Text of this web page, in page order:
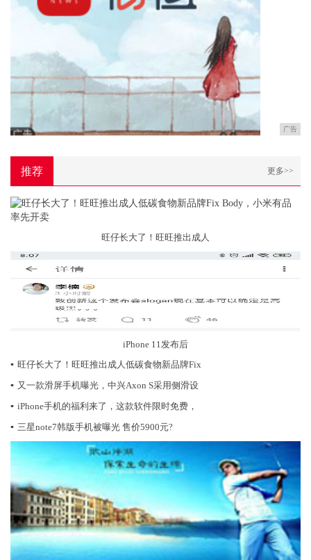
广告
推荐 更多>>
旺仔长大了！旺旺推出成人
iPhone 11发布后
▪ 旺仔长大了！旺旺推出成人低碳食物新品牌Fix
▪ 又一款滑屏手机曝光，中兴Axon S采用侧滑设
▪ iPhone手机的福利来了，这款软件限时免费，
▪ 三星note7韩版手机被曝光 售价5900元?